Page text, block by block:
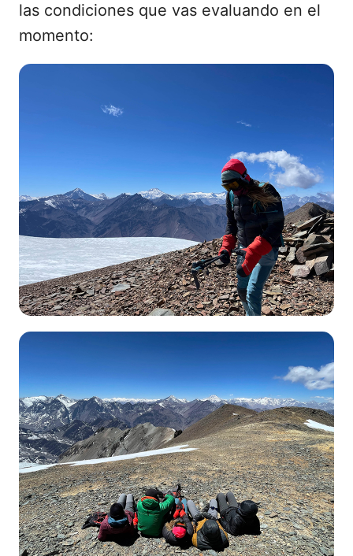
las condiciones que vas evaluando en el
momento: